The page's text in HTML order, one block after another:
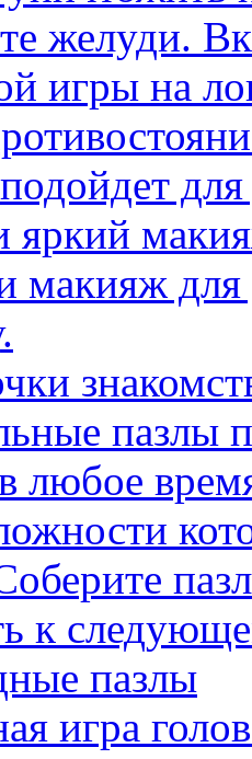
пазлы